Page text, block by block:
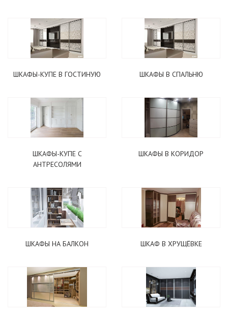
ШКАФЫ-КУПЕ В ГОСТИНУЮ ШКАФЫ В СПАЛЬНЮ
ШКАФЫ-КУПЕ С
АНТРЕСОЛЯМИ
ШКАФЫ В КОРИДОР
ШКАФЫ НА БАЛКОН ШКАФ В ХРУЩЁВКЕ